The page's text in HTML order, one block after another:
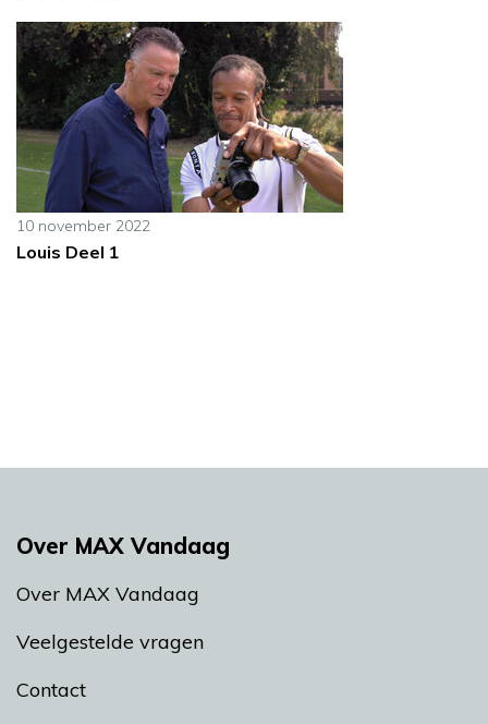
10 november 2022
Louis Deel 1
Over MAX Vandaag
Over MAX Vandaag
Veelgestelde vragen
Contact